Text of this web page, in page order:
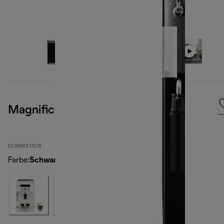
Magnifica S Black
ECAM22.110.B
Farbe:Schwarz